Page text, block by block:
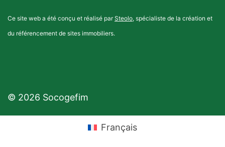
Ce site web a été conçu et réalisé parSteolo, spécialiste de la création et
du référencement de sites immobiliers.
© 2026 Socogefim
Français